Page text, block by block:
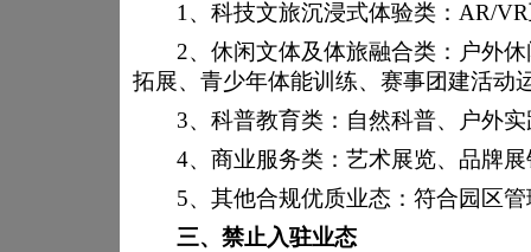
1、科技文旅沉浸式体验类：AR/
2、休闲文体及体旅融合类：户外
拓展、青少年体能训练、赛事团建活动
3、科普教育类：自然科普、户外
4、商业服务类：艺术展览、品牌
5、其他合规优质业态：符合园区
三、禁止入驻业态